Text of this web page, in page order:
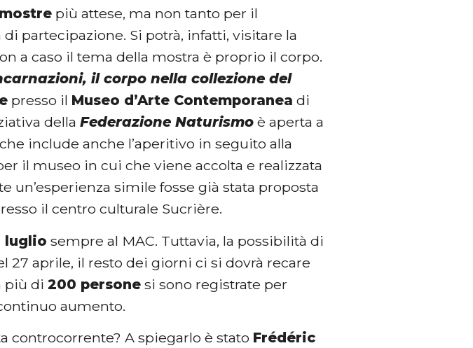
mostre più attese, ma non tanto per il
partecipazione. Si potrà, infatti, visitare la
a caso il tema della mostra è proprio il corpo.
il corpo nella collezione del
presso il Museo d’Arte Contemporanea di
dellaFederazione Naturismo è aperta a
include anche l’aperitivo in seguito alla
il museo in cui che viene accolta e realizzata
un’esperienza simile fosse già stata proposta
il centro culturale Sucrière.
luglio sempre al MAC. Tuttavia, la possibilità di
27 aprile, il resto dei giorni ci si dovrà recare
più di200 persone si sono registrate per
aumento.
controcorrente? A spiegarlo è stato Frédéric